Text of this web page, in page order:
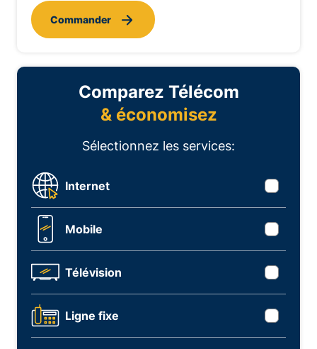
Commander
Comparez Télécom
& économisez
Sélectionnez les services:
Internet
Mobile
Télévision
Ligne fixe